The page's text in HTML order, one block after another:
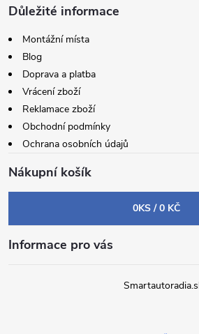
Důležité informace
Montážní místa
Blog
Doprava a platba
Vrácení zboží
Reklamace zboží
Obchodní podmínky
Ochrana osobních údajů
Nákupní košík
0KS /0 KČ
Informace pro vás